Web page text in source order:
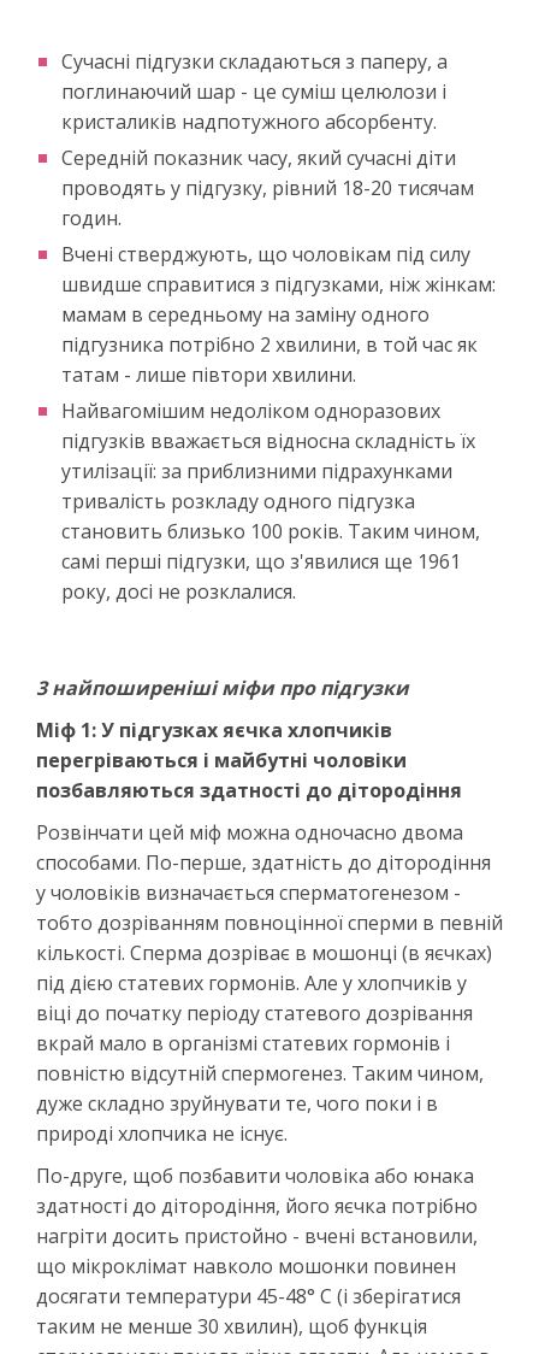
Сучасні підгузки складаються з паперу, а
поглинаючий шар - це суміш целюлози і
кристаликів надпотужного абсорбенту.
Середній показник часу, який сучасні діти
проводять у підгузку, рівний 18-20 тисячам
годин.
Вчені стверджують, що чоловікам під силу
швидше справитися з підгузками, ніж жінкам:
мамам в середньому на заміну одного
підгузника потрібно 2 хвилини, в той час як
татам - лише півтори хвилини.
Найвагомішим недоліком одноразових
підгузків вважається відносна складність їх
утилізації: за приблизними підрахунками
тривалість розкладу одного підгузка
становить близько 100 років. Таким чином,
самі перші підгузки, що з'явилися ще 1961
року, досі не розклалися.
3 найпоширеніші міфи про підгузки
Міф 1: У підгузках яєчка хлопчиків
перегріваються і майбутні чоловіки
позбавляються здатності до дітородіння
Розвінчати цей міф можна одночасно двома
способами. По-перше, здатність до дітородіння
у чоловіків визначається сперматогенезом -
тобто дозріванням повноцінної сперми в певній
кількості. Сперма дозріває в мошонці (в яєчках)
під дією статевих гормонів. Але у хлопчиків у
віці до початку періоду статевого дозрівання
вкрай мало в організмі статевих гормонів і
повністю відсутній спермогенез. Таким чином,
дуже складно зруйнувати те, чого поки і в
природі хлопчика не існує.
По-друге, щоб позбавити чоловіка або юнака
здатності до дітородіння, його яєчка потрібно
нагріти досить пристойно - вчені встановили,
що мікроклімат навколо мошонки повинен
досягати температури 45-48° С (і зберігатися
таким не менше 30 хвилин), щоб функція